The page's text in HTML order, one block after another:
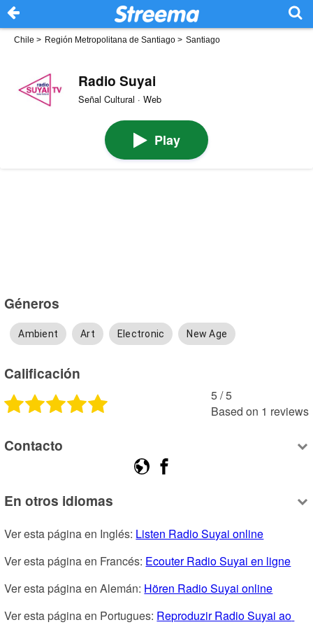
Chile > Región Metropolitana de Santiago > Santiago
Radio Suyai
Señal Cultural · Web
Play
Géneros
Ambient Art Electronic New Age
Calificación
5 /5
Based on 1 reviews
Contacto
En otros idiomas
Ver esta página en Inglés: Listen Radio Suyai online
Ver esta página en Francés: Ecouter Radio Suyai en ligne
Ver esta página en Alemán: Hören Radio Suyai online
Ver esta página en Portugues: Reproduzir Radio Suyai ao